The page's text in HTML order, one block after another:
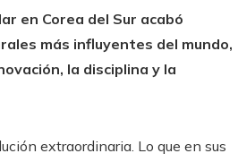
en Corea del Sur acabó
más influyentes del mundo,
la disciplina y la
extraordinaria. Lo que en sus